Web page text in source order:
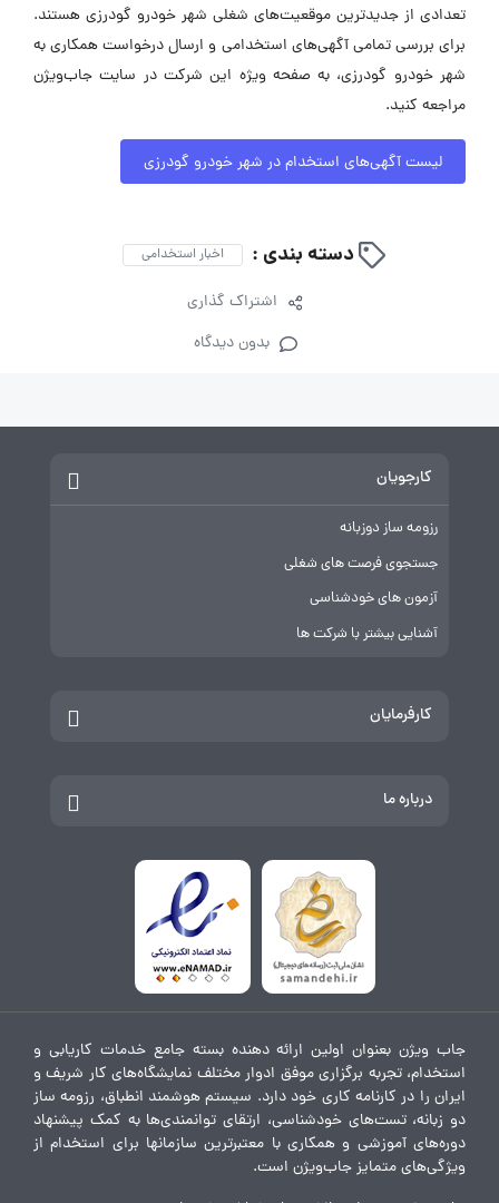
تعدادی از جدیدترین موقعیت‌های شغلی شهر خودرو گودرزی هستند.
برای بررسی تمامی آگهی‌های استخدامی و ارسال درخواست همکاری به
شهر خودرو گودرزی، به صفحه ویژه این شرکت در سایت جاب‌ویژن
مراجعه کنید.
لیست آگهی‌های استخدام در شهر خودرو گودرزی
دسته بندی : اخبار استخدامی
اشتراک گذاری
بدون دیدگاه
کارجویان
رزومه ساز دوزبانه
جستجوی فرصت های شغلی
آزمون های خودشناسی
آشنایی بیشتر با شرکت ها
کارفرمایان
درباره ما
جاب ویژن بعنوان اولین ارائه دهنده بسته جامع خدمات کاریابی و
استخدام، تجربه برگزاری موفق ادوار مختلف نمایشگاه‌های کار شریف و
ایران را در کارنامه کاری خود دارد. سیستم هوشمند انطباق، رزومه ساز
دو زبانه، تست‌های خودشناسی، ارتقای توانمندی‌ها به کمک پیشنهاد
دوره‌های آموزشی و همکاری با معتبرترین سازمانها برای استخدام از
ویژگی‌های متمایز جاب‌ویژن است.